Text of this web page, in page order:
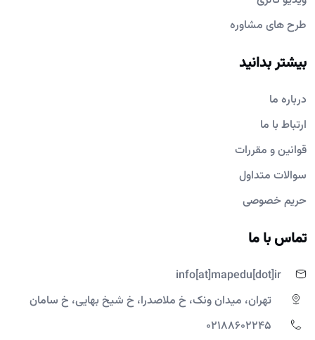
طرح های مشاوره
بیشتر بدانید
درباره ما
ارتباط با ما
قوانین و مقررات
سوالات متداول
حریم خصوصی
تماس با ما
info[at]mapedu[dot]ir
تهران، میدان ونک، خ ملاصدرا، خ شیخ بهایی، خ سامان
02188602245